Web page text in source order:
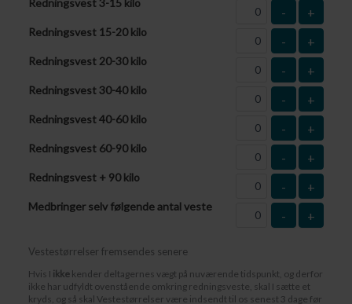
- +
Redningsvest 15-20 kilo
- +
Redningsvest 20-30 kilo
- +
Redningsvest 30-40 kilo
- +
Redningsvest 40-60 kilo
- +
Redningsvest 60-90 kilo
- +
Redningsvest + 90 kilo
- +
Medbringer selv følgende antal veste
- +
Vestestørrelser fremsendes senere
Hvis I ikke kender deltagernes vægt på nuværende tidspunkt, og derfor
ikke har udfyldt ovenstående omkring redningsveste, skal I sætte et
kryds, og så skal Vestestørrelser være indsendt til os senest 3 dage før